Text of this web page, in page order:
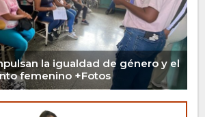
la igualdad de género y el
femenino +Fotos